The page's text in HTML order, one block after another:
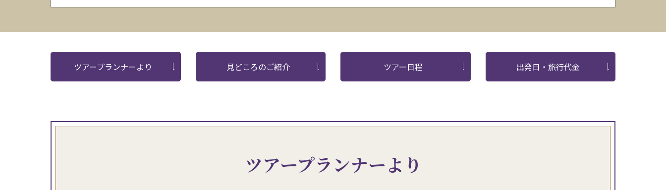
ツアープランナーより 見どころのご紹介 ツアー日程 出発日・旅行代金
ツアープランナーより